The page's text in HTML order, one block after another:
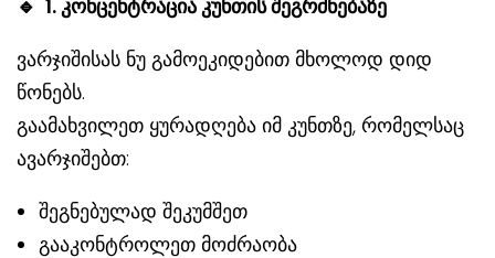
🔹 1. კონცენტრაცია კუნთის შეგრძნებაზე
ვარჯიშისას ნუ გამოეკიდებით მხოლოდ დიდ
წონებს.
გაამახვილეთ ყურადღება იმ კუნთზე, რომელსაც
ავარჯიშებთ:
შეგნებულად შეკუმშეთ
გააკონტროლეთ მოძრაობა